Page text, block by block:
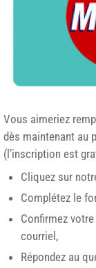
Vous aimeriez
dès maintenant au
(l’inscription est
Cliquez sur
Complétez le
Confirmez
courriel,
Répondez au